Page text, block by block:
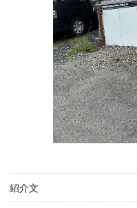
紹介文